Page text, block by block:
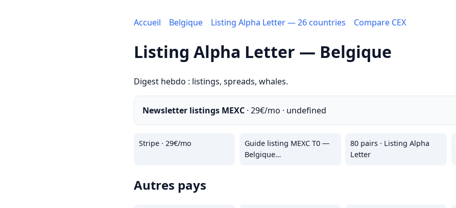
Accueil Belgique Listing Alpha Letter — 26 countries Compare CEX
Listing Alpha Letter — Belgique
Digest hebdo : listings, spreads, whales.
Newsletter listings MEXC · 29€/mo · undefined
Stripe · 29€/mo
Guide listing MEXC T0 —
Belgique…
80 pairs · Listing Alpha
Letter
Autres pays